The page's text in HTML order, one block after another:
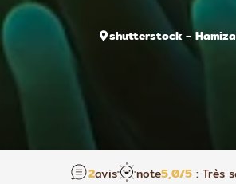
shutterstock -
2avis note5,0/5 : Très